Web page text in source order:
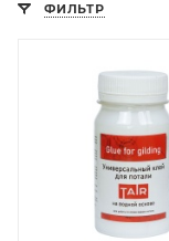
ФИЛЬТР